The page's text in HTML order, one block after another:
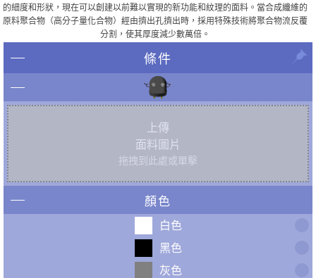
的細度和形狀，現在可以創建以前難以實現的新功能和紋理的面料。當合成纖維的
原料聚合物（高分子量化合物）經由擠出孔擠出時，採用特殊技術將聚合物流反覆
分割，使其厚度減少數萬倍。
條件
上傳
面料圖片
拖拽到此處或單擊
顏色
白色
黑色
灰色